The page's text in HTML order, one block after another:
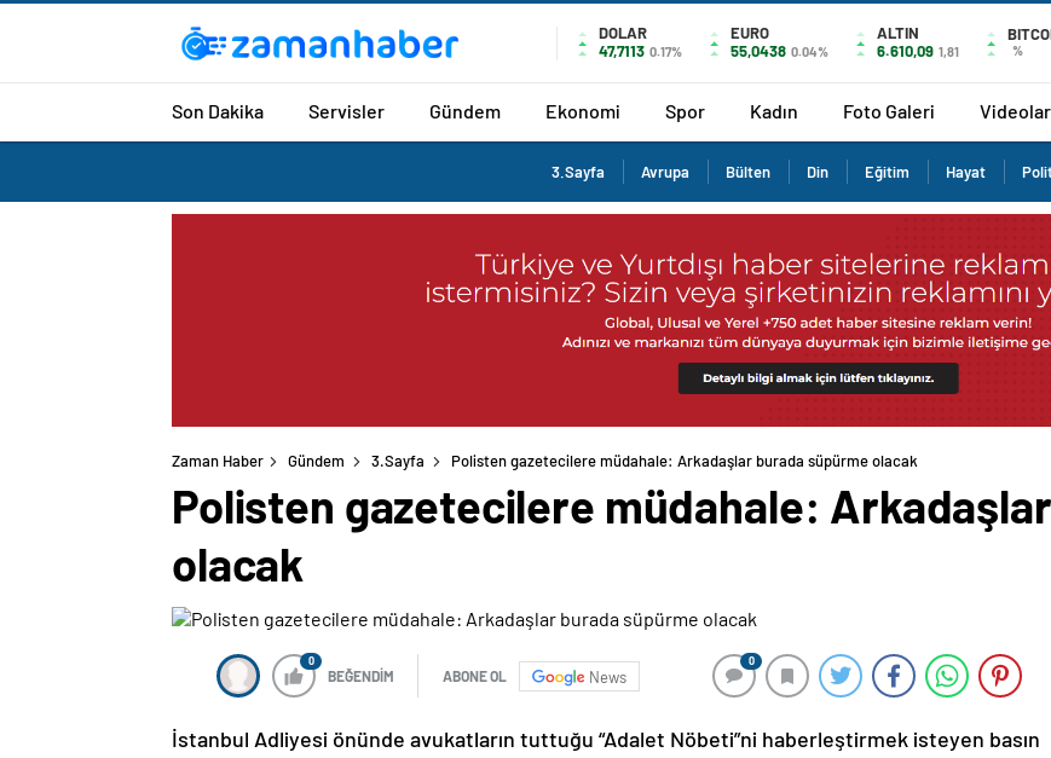
DOLAR
47,7113 0.17%
EURO
55,0438 0.04%
ALTIN
6.610,09 1,81 %
Son Dakika Servisler Gündem Ekonomi Spor Kadın Foto Galeri Videolar
3.Sayfa Avrupa Bülten Din Eğitim Hayat
Zaman Haber Gündem 3.Sayfa Polisten gazetecilere müdahale: Arkadaşlar burada süpürme olacak
Polisten gazetecilere müdahale:
olacak
0
BEĞENDİM ABONE OL News
0
İstanbul Adliyesi önünde avukatların tuttuğu “Adalet Nöbeti”ni haberleştirmek isteyen basın